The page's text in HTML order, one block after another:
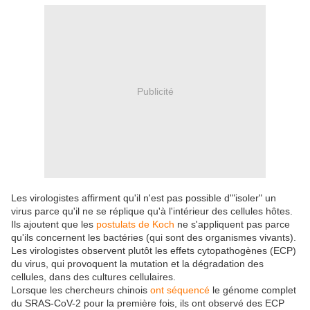
Publicité
Les virologistes affirment qu'il n'est pas possible d'"isoler" un
virus parce qu'il ne se réplique qu'à l'intérieur des cellules hôtes.
Ils ajoutent que les postulats de Koch ne s'appliquent pas parce
qu'ils concernent les bactéries (qui sont des organismes vivants).
Les virologistes observent plutôt les effets cytopathogènes (ECP)
du virus, qui provoquent la mutation et la dégradation des
cellules, dans des cultures cellulaires.
Lorsque les chercheurs chinois ont séquencé le génome complet
du SRAS-CoV-2 pour la première fois, ils ont observé des ECP